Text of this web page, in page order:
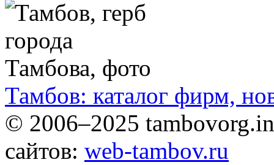
Тамбов: каталог фирм,
© 2006–2025
сайтов: web-tambov.ru